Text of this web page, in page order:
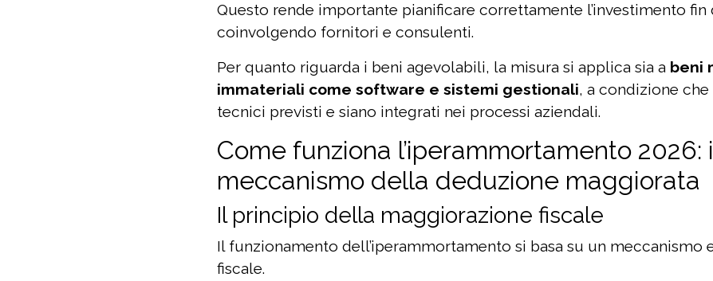
Questo rende importante pianificare correttamente l’investimento fin
coinvolgendo fornitori e consulenti.
Per quanto riguarda i beni agevolabili, la misura si applica sia a beni
immateriali come software e sistemi gestionali, a condizione
tecnici previsti e siano integrati nei processi aziendali.
Come funziona l’iperammortamento 2026:
meccanismo della deduzione maggiorata
Il principio della maggiorazione fiscale
Il funzionamento dell’iperammortamento si basa su un meccanismo
fiscale.